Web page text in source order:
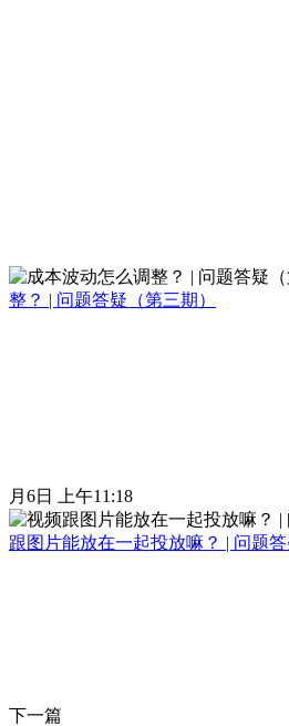
整？ | 问题答疑（第三期）
月6日 上午11:18
跟图片能放在一起投放嘛？ | 问题答
下一篇